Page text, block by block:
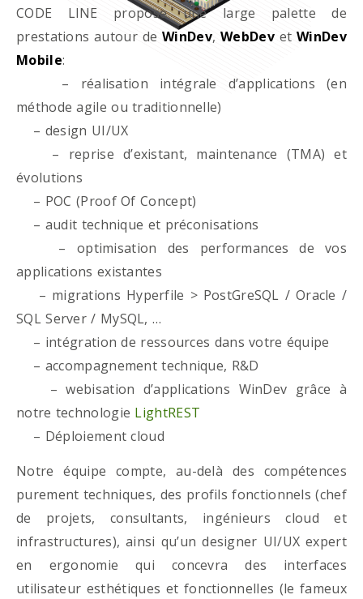
CODE LINE propose une large palette de
prestations autour deWinDev,WebDevet WinDev
Mobile:
– réalisation intégrale d’applications (en
méthode agile ou traditionnelle)
– design UI/UX
– reprise d’existant, maintenance (TMA) et
évolutions
– POC (Proof Of Concept)
– audit technique et préconisations
– optimisation des performances de vos
applications existantes
– migrations Hyperfile > PostGreSQL / Oracle /
SQL Server / MySQL, …
– intégration de ressources dans votre équipe
– accompagnement technique, R&D
– webisation d’applications WinDev grâce à
notre technologie LightREST
– Déploiement cloud
Notre équipe compte, au-delà des compétences
purement techniques, des profils fonctionnels (chef
de projets, consultants, ingénieurs cloud et
infrastructures), ainsi qu’un designer UI/UX expert
en ergonomie qui concevra des interfaces
utilisateur esthétiques et fonctionnelles (le fameux